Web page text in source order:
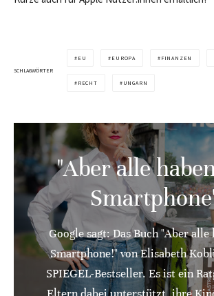
SCHLAGWÖRTER
EU EUROPA FINANZEN
RECHT UNGARN
"Aber alle
Google sagt: Das Buch "Aber alle
Smartphone!" von Elisabeth
SPIEGEL-Bestseller. Es ist ein